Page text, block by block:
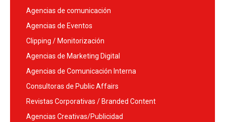
Agencias de comunicación
Agencias de Eventos
Clipping / Monitorización
Agencias de Marketing Digital
Agencias de Comunicación Interna
Consultoras de Public Affairs
Revistas Corporativas / Branded Content
Agencias Creativas/Publicidad